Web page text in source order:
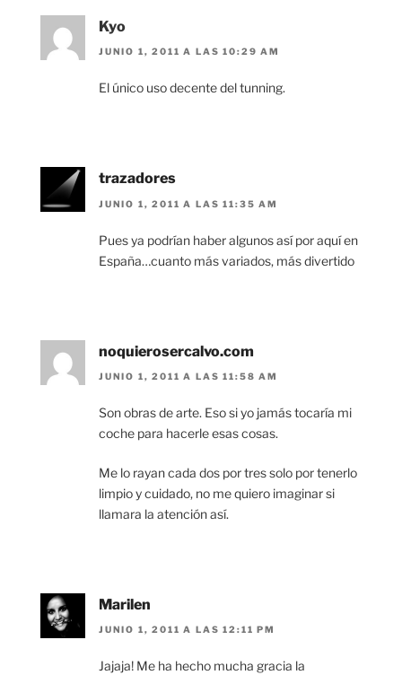
Kyo
JUNIO 1, 2011 A LAS 10:29 AM
El único uso decente del tunning.
trazadores
JUNIO 1, 2011 A LAS 11:35 AM
Pues ya podrían haber algunos así por aquí en
España…cuanto más variados, más divertido
noquierosercalvo.com
JUNIO 1, 2011 A LAS 11:58 AM
Son obras de arte. Eso si yo jamás tocaría mi
coche para hacerle esas cosas.
Me lo rayan cada dos por tres solo por tenerlo
limpio y cuidado, no me quiero imaginar si
llamara la atención así.
Marilen
JUNIO 1, 2011 A LAS 12:11 PM
Jajaja! Me ha hecho mucha gracia la